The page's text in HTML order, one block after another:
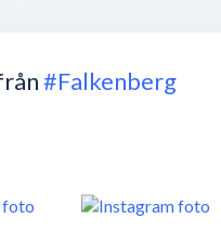
#Falkenberg